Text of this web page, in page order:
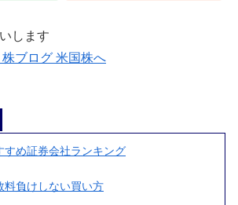
します
すめ証券会社ランキング
料負けしない買い方